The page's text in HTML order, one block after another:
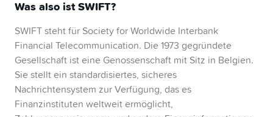
Was also ist SWIFT?
SWIFTstehtfür Society for Worldwide Interbank
Financial Telecommunication. Die 1973 gegründete
Gesellschaft ist eine Genossenschaft mit Sitz in Belgien.
Sie stellt ein standardisiertes, sicheres
Nachrichtensystem zur Verfügung, das es
Finanzinstituten weltweit ermöglicht,